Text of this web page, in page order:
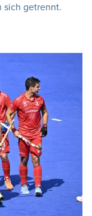
sich getrennt.